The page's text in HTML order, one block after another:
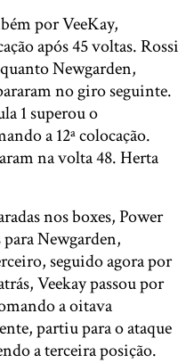
por VeeKay,
após 45 voltas. Rossi
Newgarden,
no giro seguinte.
1 superou o
a 12ª colocação.
na volta 48. Herta
nos boxes, Power
Newgarden,
seguido agora por
Veekay passou por
a oitava
partiu para o ataque
a terceira posição.